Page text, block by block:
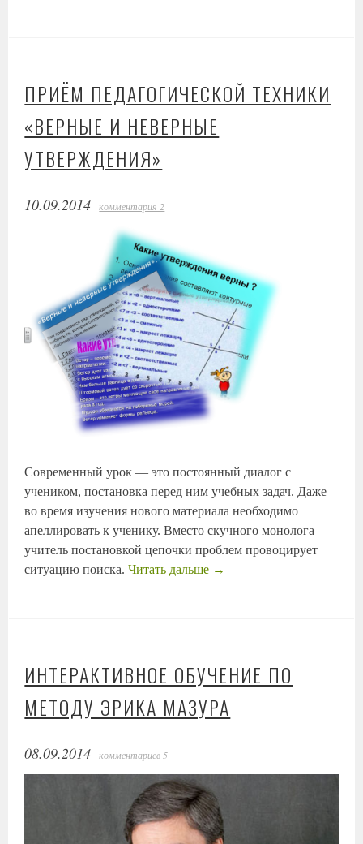
ПРИЁМ ПЕДАГОГИЧЕСКОЙ ТЕХНИКИ
«ВЕРНЫЕ И НЕВЕРНЫЕ
УТВЕРЖДЕНИЯ»
10.09.2014 комментария 2
Современный урок — это постоянный диалог с
учеником, постановка перед ним учебных задач. Даже
во время изучения нового материала необходимо
апеллировать к ученику. Вместо скучного монолога
учитель постановкой цепочки проблем провоцирует
ситуацию поиска.Читать дальше →
ИНТЕРАКТИВНОЕ ОБУЧЕНИЕ ПО
МЕТОДУ ЭРИКА МАЗУРА
08.09.2014 комментариев 5